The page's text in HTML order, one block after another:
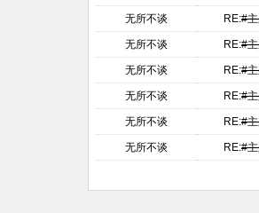
无所不谈 RE:#
无所不谈 RE:#
无所不谈 RE:#
无所不谈 RE:#
无所不谈 RE:#
无所不谈 RE:#